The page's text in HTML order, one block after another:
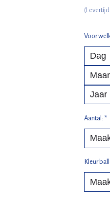
Voor
Aantal: *
Kleur